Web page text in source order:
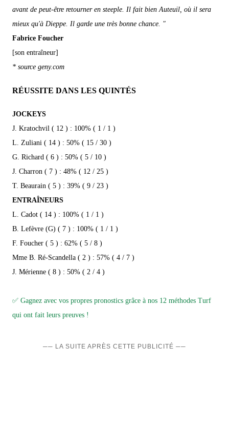
avant de peut-être retourner en steeple. Il fait bien Auteuil, où il sera
mieux qu'à Dieppe. Il garde une très bonne chance. "
Fabrice Foucher
[son entraîneur]
* source geny.com
RÉUSSITE DANS LES QUINTÉS
JOCKEYS
J. Kratochvil ( 12 ) : 100% ( 1 / 1 )
L. Zuliani ( 14 ) : 50% ( 15 / 30 )
G. Richard ( 6 ) : 50% ( 5 / 10 )
J. Charron ( 7 ) : 48% ( 12 / 25 )
T. Beaurain ( 5 ) : 39% ( 9 / 23 )
ENTRAÎNEURS
L. Cadot ( 14 ) : 100% ( 1 / 1 )
B. Lefèvre (G) ( 7 ) : 100% ( 1 / 1 )
F. Foucher ( 5 ) : 62% ( 5 / 8 )
Mme B. Ré-Scandella ( 2 ) : 57% ( 4 / 7 )
J. Mérienne ( 8 ) : 50% ( 2 / 4 )
✅ Gagnez avec vos propres pronostics grâce à nos 12 méthodes Turf
qui ont fait leurs preuves !
── LA SUITE APRÈS CETTE PUBLICITÉ ──